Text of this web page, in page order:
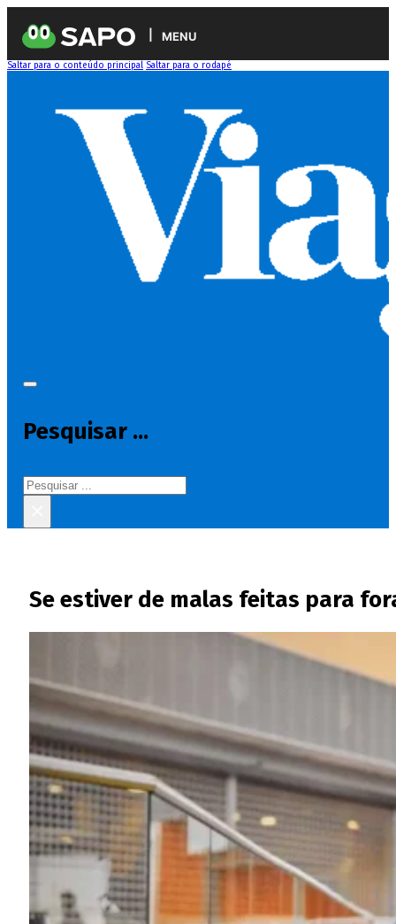
MENU
Saltar para o conteúdo principal Saltar para o rodapé
Pesquisar ...
Pesquisar
Se estiver de malas feitas para